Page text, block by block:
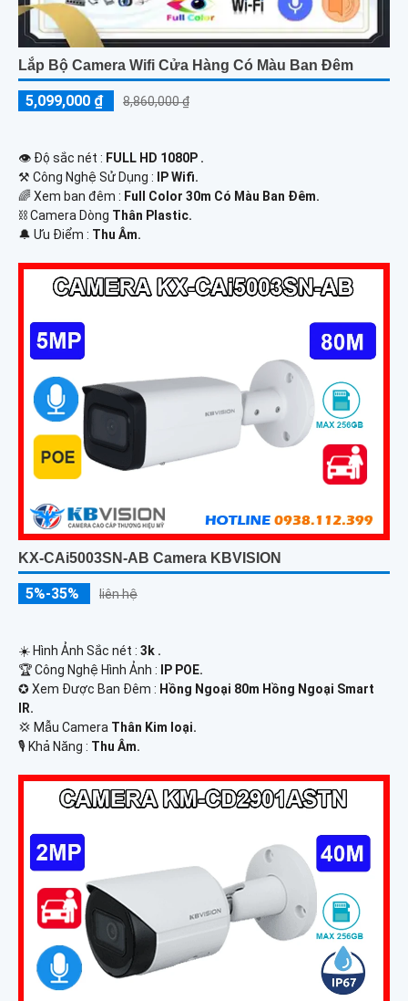
Lắp Bộ Camera Wifi Cửa Hàng Có Màu Ban Đêm
5,099,000 ₫ 8,860,000 ₫
👁 Độ sắc nét : FULL HD 1080P .
⚒ Công Nghệ Sử Dụng :
IP Wifi.
🌈 Xem ban đêm : Full Color 30m Có Màu Ban Ðêm.
⛓ Camera Dòng Thân Plastic.
️🔔 Ưu Điểm : Thu Âm.
KX-CAi5003SN-AB Camera KBVISION
5%-35% liên hệ
☀️ Hình Ảnh Sắc nét : 3k .
🏆 Công Nghệ Hình Ảnh :
IP POE.
✪ Xem Được Ban Đêm : Hồng Ngoại 80m Hồng Ngoại Smart
IR.
💢 Mẫu Camera Thân Kim loại.
️🎙 Khả Năng : Thu Âm.